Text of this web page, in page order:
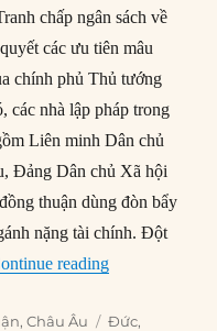
chấp ngân sách về
các ưu tiên mâu
chính phủ Thủ tướng
các nhà lập pháp trong
Liên minh Dân chủ
Đảng Dân chủ Xã hội
thuận dùng đòn bẩy
nặng tài chính. Đột
reading“Liệu nước
,Châu Âu Tags
Đức,